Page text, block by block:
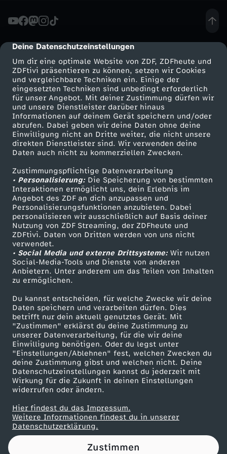
cmp-dialog-description
Deine Datenschutzeinstellungen
Um dir eine optimale Website von ZDF, ZDFheute und
ZDFtivi präsentieren zu können, setzen wir Cookies
und vergleichbare Techniken ein. Einige der
eingesetzten Techniken sind unbedingt erforderlich
für unser Angebot. Mit deiner Zustimmung dürfen wir
und unsere Dienstleister darüber hinaus
Informationen auf deinem Gerät speichern und/oder
abrufen. Dabei geben wir deine Daten ohne deine
Einwilligung nicht an Dritte weiter, die nicht unsere
direkten Dienstleister sind. Wir verwenden deine
Daten auch nicht zu kommerziellen Zwecken.
Zustimmungspflichtige Datenverarbeitung
• Personalisierung:Die Speicherung von bestimmten
Interaktionen ermöglicht uns, dein Erlebnis im
Angebot des ZDF an dich anzupassen und
Personalisierungsfunktionen anzubieten. Dabei
personalisieren wir ausschließlich auf Basis deiner
Nutzung von ZDF Streaming, der ZDFheute und
ZDFtivi. Daten von Dritten werden von uns nicht
verwendet.
• Social Media und externe Drittsysteme:Wir nutzen
Social-Media-Tools und Dienste von anderen
Anbietern. Unter anderem um das Teilen von Inhalten
zu ermöglichen.
Du kannst entscheiden, für welche Zwecke wir deine
Daten speichern und verarbeiten dürfen. Dies
betrifft nur dein aktuell genutztes Gerät. Mit
"Zustimmen" erklärst du deine Zustimmung zu
unserer Datenverarbeitung, für die wir deine
Einwilligung benötigen. Oder du legst unter
"Einstellungen/Ablehnen" fest, welchen Zwecken du
deine Zustimmung gibst und welchen nicht. Deine
Datenschutzeinstellungen kannst du jederzeit mit
Wirkung für die Zukunft in deinen Einstellungen
widerrufen oder ändern.
Hier findest du das Impressum.
Weitere Informationen findest du in unserer
Datenschutzerklärung.
Zustimmen
l
e
t
z
u
n
g
-
B
U
B
B
L
E
S
m
i
t
Mehr ZDF
ZDF-Apps
Smart TV
ZDFtext
Livestreams
Sendungen A-Z
TV-Programm
Service
ZDFmitreden
Kontakt zum ZDF
Tickets
Zuschauerservice
Hilfe
ZDF Unternehmen
Karriere
ZDF goes Schule
Werbefernsehen
Mainzelmännchen
Partner